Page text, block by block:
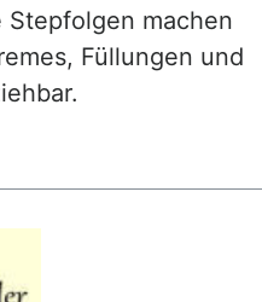
machen
Füllungen und